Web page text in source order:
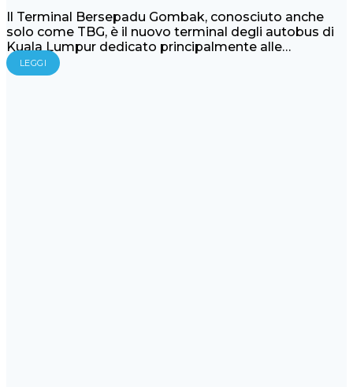
Il Terminal Bersepadu Gombak, conosciuto anche
solo come TBG, è il nuovo terminal degli autobus di
Kuala Lumpur dedicato principalmente alle…
LEGGI